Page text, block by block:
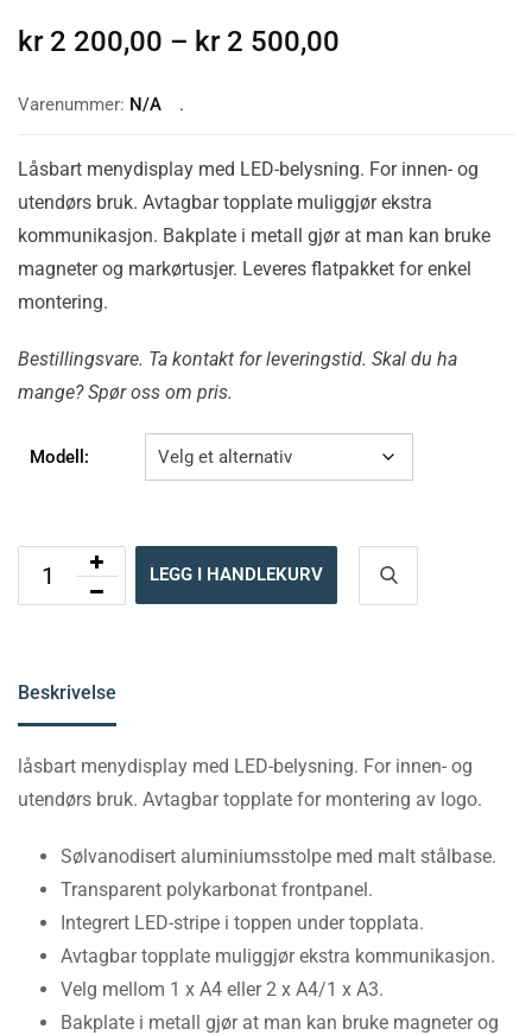
kr2 200,00 – kr2 500,00
Varenummer: N/A
Låsbart menydisplay med LED-belysning. For innen- og
utendørs bruk. Avtagbar topplate muliggjør ekstra
kommunikasjon. Bakplate i metall gjør at man kan bruke
magneter og markørtusjer. Leveres flatpakket for enkel
montering.
Bestillingsvare. Ta kontakt for leveringstid. Skal du ha
mange? Spør oss om pris.
Modell:
LEGG I HANDLEKURV
Beskrivelse
låsbart menydisplay med LED-belysning. For innen- og
utendørs bruk. Avtagbar topplate for montering av logo.
Sølvanodisert aluminiumsstolpe med malt stålbase.
Transparent polykarbonat frontpanel.
Integrert LED-stripe i toppen under topplata.
Avtagbar topplate muliggjør ekstra kommunikasjon.
Velg mellom 1 x A4 eller 2 x A4/1 x A3.
Bakplate i metall gjør at man kan bruke magneter og